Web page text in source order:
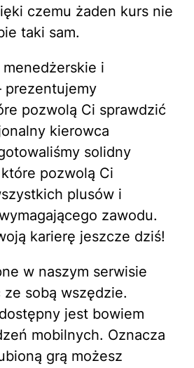
czemu żaden kurs nie
taki sam.
i
prezentujemy
pozwolą Ci sprawdzić
kierowca
solidny
pozwolą Ci
plusów i
zawodu.
karierę jeszcze dziś!
w naszym serwisie
ze sobą wszędzie.
jest bowiem
mobilnych. Oznacza
grą możesz